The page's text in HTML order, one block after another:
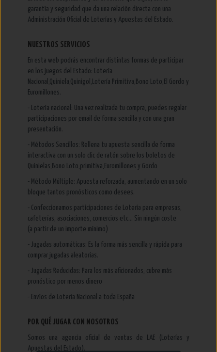
garantía y seguridad que da una relación directa con una
Administración Oficial de Loterías y Apuestas del Estado.
NUESTROS SERVICIOS
En esta web podrás encontrar distintas formas de participar
en los juegos del Estado: Lotería
Nacional,Quiniela,Quinigol,Lotería Primitiva,Bono Loto,El Gordo y
Euromillones.
- Lotería nacional: Una vez realizada tu compra, puedes regalar
participaciones por email de forma sencilla y con una gran
presentación.
- Métodos Sencillos: Rellena tu apuesta sencilla de forma
interactiva con un solo clic de ratón sobre los boletos de
Quinielas,Bono Loto,primitiva,Euromillones y Gordo
- Método Múltiple: Apuesta reforzada, aumentando en un solo
bloque tantos pronósticos como desees.
- Confeccionamos participaciones de Lotería para empresas,
cafeterías, asociaciones, comercios etc... Sin ningún coste
(a partir de un importe mínimo)
- Jugadas automáticas: Es la forma más sencilla y rápida para
comprar jugadas aleatorias.
- Jugadas Reducidas: Para los más aficionados, cubre más
pronóstico por menos dinero
- Envíos de Lotería Nacional a toda España
POR QUÉ JUGAR CON NOSOTROS
Somos una agencia oficial de ventas de LAE (Loterías y
Apuestas del Estado).